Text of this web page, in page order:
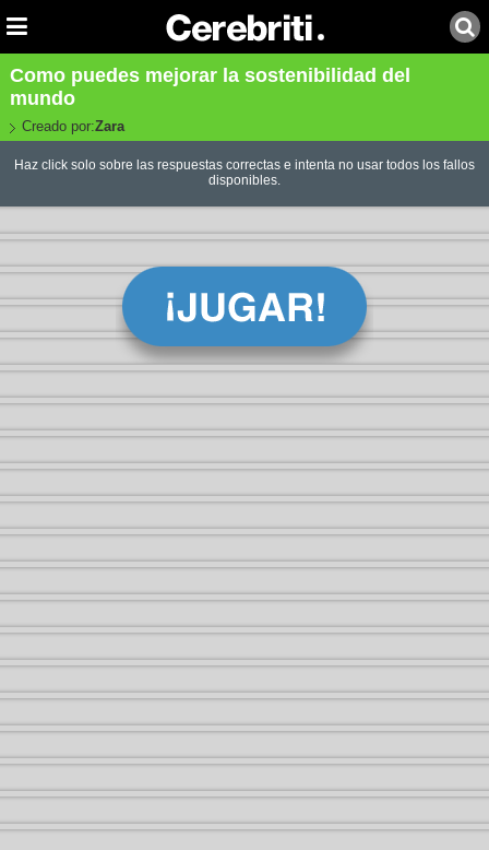
Como puedes mejorar la sostenibilidad del
mundo
Creado por:Zara
Haz click solo sobre las respuestas correctas e intenta no usar todos los fallos
disponibles.